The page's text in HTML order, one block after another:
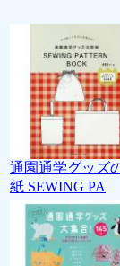
通園通学グッズ
紙 SEWING PA